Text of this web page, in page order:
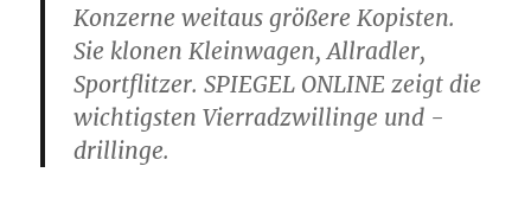
Konzerne weitaus größere Kopisten.
Sie klonen Kleinwagen, Allradler,
Sportflitzer. SPIEGEL ONLINE zeigt die
wichtigsten Vierradzwillinge und -
drillinge.